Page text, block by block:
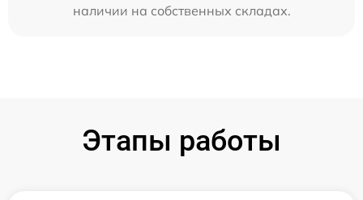
наличии на собственных складах.
Этапы работы